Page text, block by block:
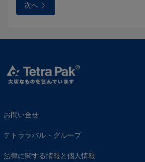
次へ
お問い合せ
テトララバル・グループ
法律に関する情報と個人情報